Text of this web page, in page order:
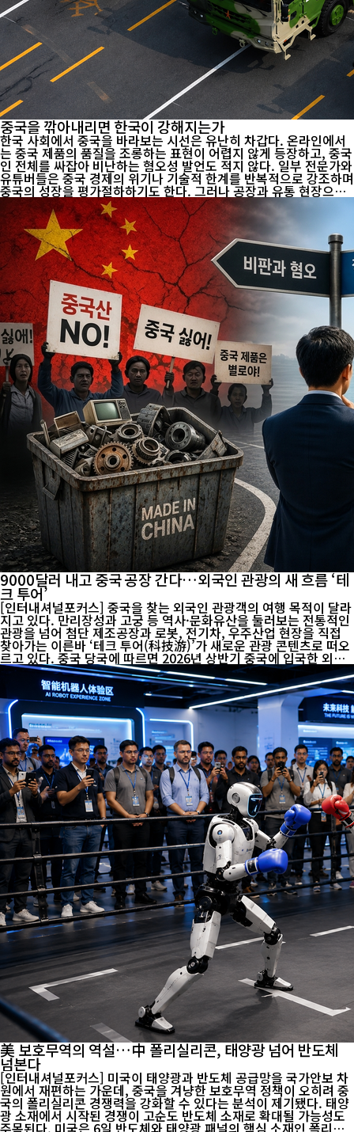
중국을 깎아내리면 한국이 강해지는가
한국 사회에서 중국을 바라보는 시선은 유난히 차갑다. 온라인에서
는 중국 제품의 품질을 조롱하는 표현이 어렵지 않게 등장하고, 중국
인 전체를 싸잡아 비난하는 혐오성 발언도 적지 않다. 일부 전문가와
유튜버들은 중국 경제의 위기나 기술적 한계를 반복적으로 강조하며
중국의 성장을 평가절하하기도 한다. 그러나 공장과 유통 현장으로
들어가면 이야기는 달라진다. 한국 경제는 생각보다 훨씬 깊숙이 중
국의 제조업과 공급망에 연결돼 있다. 관세청이 2025년 3~6월 1,57
6개 수출입업체의 통관·거래 자료 등을 분석하고 67개 업체를 집중
점검한 결과, 23개 업체에서 671억 원 상당의 원산지 표시 위반이
적발됐다. 중국산 리프팅 밴드를 국내에서 다시 포장하면서 ‘Made
in China’ 표시를 제거하고 약 13억 원어치를 유통한 사례가 있었고,
중국산 한방용 침을 국내에서 연마·세척한 뒤 국산으로 표시해 약 7
1억 원어치를 판매한 사례도 확인됐...
9000달러 내고 중국 공장 간다…외국인 관광의 새 흐름 ‘테
크 투어’
[인터내셔널포커스] 중국을 찾는 외국인 관광객의 여행 목적이 달라
지고 있다. 만리장성과 고궁 등 역사·문화유산을 둘러보는 전통적인
관광을 넘어 첨단 제조공장과 로봇, 전기차, 우주산업 현장을 직접
찾아가는 이른바 ‘테크 투어(科技游)’가 새로운 관광 콘텐츠로 떠오
르고 있다. 중국 당국에 따르면 2026년 상반기 중국에 입국한 외국
인은 2291만4000명으로 전년 동기보다 20.4% 증가했다. 무비자
입국 확대와 입국 절차 간소화 등이 관광객 증가를 뒷받침한 가운데,
중국의 첨단산업 현장을 직접 확인하려는 수요도 나타나고 있다. 미
국 기술 전문매체 ‘레스트 오브 월드(Rest of World)’는 일부 외국
인 방문객이 약 9000달러를 내고 중국의 첨단 제조공장을 둘러보는
프로그램에 참가하고 있다고 소개했다. 단순 관광이 아니라 기업과
생산시설을 찾아 제조공정과 공급망, 기술 생태계를 직접 살펴보는
일정이다...
美 보호무역의 역설…中 폴리실리콘, 태양광 넘어 반도체
넘본다
[인터내셔널포커스] 미국이 태양광과 반도체 공급망을 국가안보 차
원에서 재편하는 가운데, 중국을 겨냥한 보호무역 정책이 오히려 중
국의 폴리실리콘 경쟁력을 강화할 수 있다는 분석이 제기됐다. 태양
광 소재에서 시작된 경쟁이 고순도 반도체 소재로 확대될 가능성도